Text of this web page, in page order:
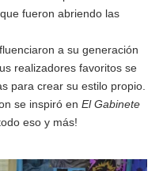
fueron abriendo las
a su generación
realizadores favoritos se
para crear su estilo propio.
se inspiró en El Gabinete
eso y más!